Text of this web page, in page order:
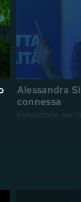
Alessandra
connessa
Fondazione per